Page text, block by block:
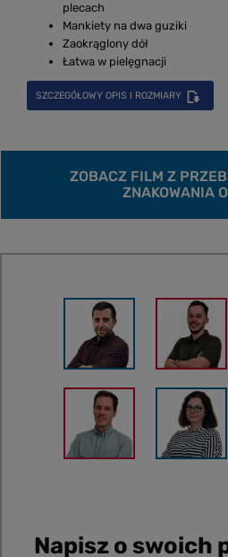
plecach
Mankiety na dwa guziki
Zaokrąglony dół
Łatwa w pielęgnacji
SZCZEGÓŁOWY OPIS I ROZMIARY
ZOBACZ FILM Z
ZNAKOWANIA
Napisz o swoich